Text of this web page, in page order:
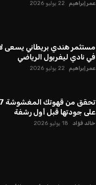
عمر إبراهيم 22 يوليو 2026
مستثمر هندي بريطاني يسعى
في نادي ليفربول الرياضي
عمر إبراهيم 22 يوليو 2026
على جودتها قبل أول رشفة
خالد فؤاد 18 يوليو 2026